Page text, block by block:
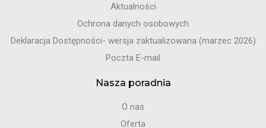
Aktualności
Ochrona danych osobowych
Deklaracja Dostępności- wersja zaktualizowana (marzec 2026)
Poczta E-mail
Nasza poradnia
O nas
Oferta